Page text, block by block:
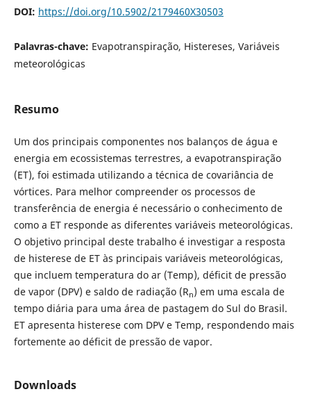
DOI: https://doi.org/10.5902/2179460X30503
Palavras-chave: Evapotranspiração, Histereses, Variáveis
meteorológicas
Resumo
Um dos principais componentes nos balanços de água e
energia em ecossistemas terrestres, a evapotranspiração
(ET), foi estimada utilizando a técnica de covariância de
vórtices. Para melhor compreender os processos de
transferência de energia é necessário o conhecimento de
como a ET responde as diferentes variáveis meteorológicas.
O objetivo principal deste trabalho é investigar a resposta
de histerese de ET às principais variáveis meteorológicas,
que incluem temperatura do ar (Temp), déficit de pressão
de vapor (DPV) e saldo de radiação (Rn) em uma escala de
tempo diária para uma área de pastagem do Sul do Brasil.
ET apresenta histerese com DPV e Temp, respondendo mais
fortemente ao déficit de pressão de vapor.
Downloads